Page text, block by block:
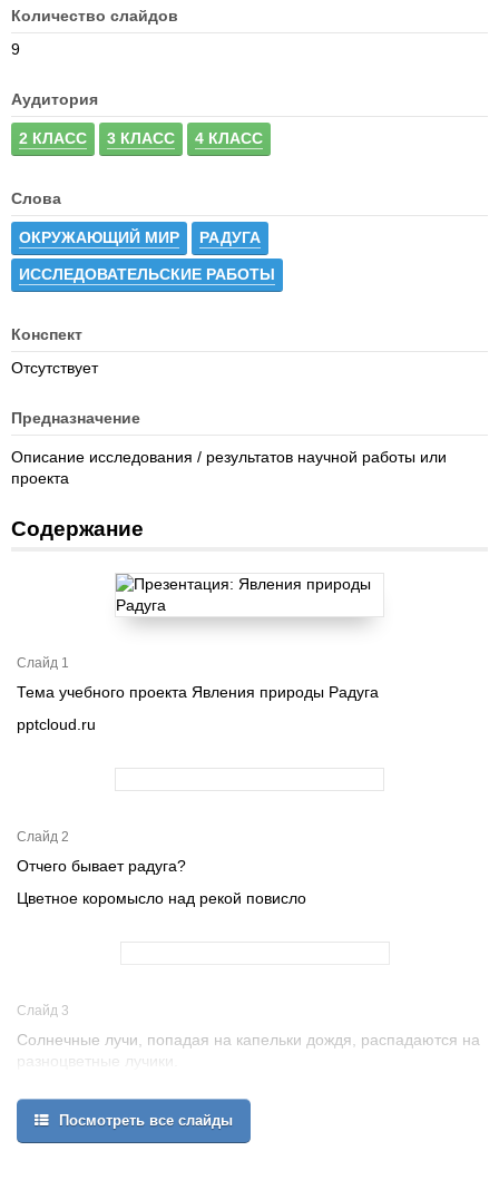
Количество слайдов
9
Аудитория
2 КЛАСС 3 КЛАСС 4 КЛАСС
Слова
ОКРУЖАЮЩИЙ МИР РАДУГА
ИССЛЕДОВАТЕЛЬСКИЕ РАБОТЫ
Конспект
Отсутствует
Предназначение
Описание исследования / результатов научной работы или
проекта
Содержание
Слайд 1
Тема учебного проекта Явления природы Радуга
pptcloud.ru
Слайд 2
Отчего бывает радуга?
Цветное коромысло над рекой повисло
Слайд 3
Солнечные лучи, попадая на капельки дождя, распадаются на
разноцветные лучики.
Посмотреть все слайды